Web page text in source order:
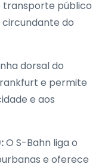
transporte público
do
dorsal do
e permite
e aos
O S-Bahn liga o
e oferece